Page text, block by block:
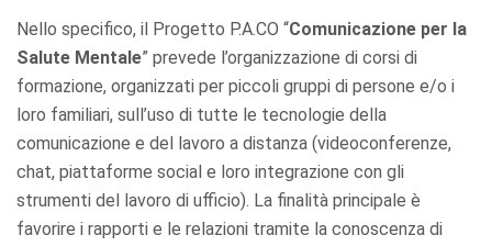
Nello specifico, il Progetto P.A.CO “Comunicazione per la
Salute Mentale” prevede l’organizzazione di corsi di
formazione, organizzati per piccoli gruppi di persone e/o i
loro familiari, sull’uso di tutte le tecnologie della
comunicazione e del lavoro a distanza (videoconferenze,
chat, piattaforme social e loro integrazione con gli
strumenti del lavoro di ufficio). La finalità principale è
favorire i rapporti e le relazioni tramite la conoscenza di